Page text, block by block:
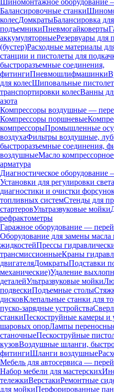
Шиномонтажное оборудование
Балансировочные станки
колесДомкратыБалансировка
подъемникиПневмогайковерты
аккумуляторныеРезервуары для
(бустер)Расходные материалы
станции и пистолеты для
быстроразъемные соединения,
фитингиПневмошлифмашинки
для колесШиповальные
транспортировки колесВанны
азота
Компрессоры воздушные —
Компрессоры поршневые
компрессорыПромышленные
воздухаФильтры воздушные,
быстроразъемные соединения,
воздушныеМасло компрессорное
арматура
Диагностическое
Установки для регулировки
диагностики и очистки
топливных системСтенды для
стартеровУльтразвуковые мойки
рефрактометры
Гаражное оборудование —
Оборудование для замены масла
жидкостейПрессы
трансмиссионныеКраны
двигателяДомкратыПодставки
механические)Удаление
деталейУльтразвуковые мойки
подвескиПодъемные столы
дисковКлепальные станки для
пуско-зарядные устройства
станкиПескоструйные камеры и
шаровых опорЛампы
станочныеПескоструйные
кузовВоздушные шланги,
фитингиШланги воздушные
Мебель для автосервиса —
Набор мебели для мастерских
тележкиВерстакиРемонтные
для мойкиПерфорированные